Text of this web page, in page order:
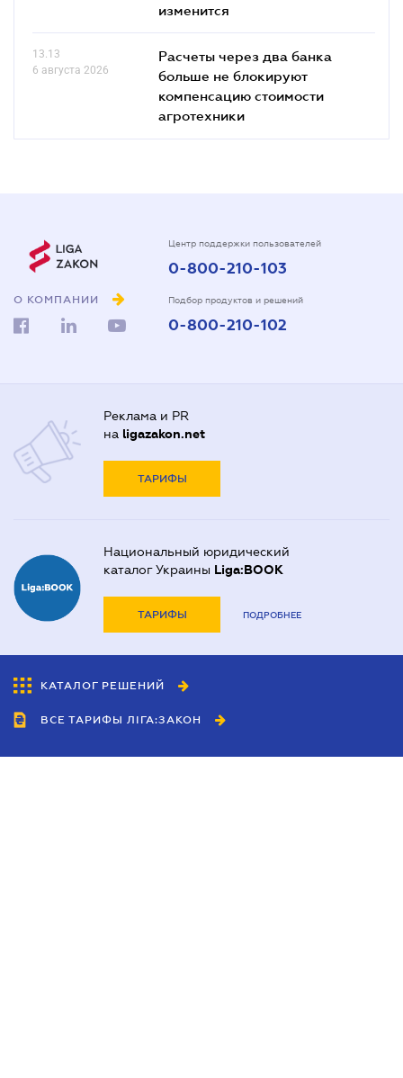
изменится
13.13
6 августа 2026
Расчеты через два банка
больше не блокируют
компенсацию стоимости
агротехники
О КОМПАНИИ
Центр поддержки пользователей
0-800-210-103
Подбор продуктов и решений
0-800-210-102
Реклама и PR
на ligazakon.net
ТАРИФЫ
Национальный юридический
каталог Украины Liga:BOOK
ТАРИФЫ ПОДРОБНЕЕ
КАТАЛОГ РЕШЕНИЙ
ВСЕ ТАРИФЫ ЛІГА:ЗАКОН